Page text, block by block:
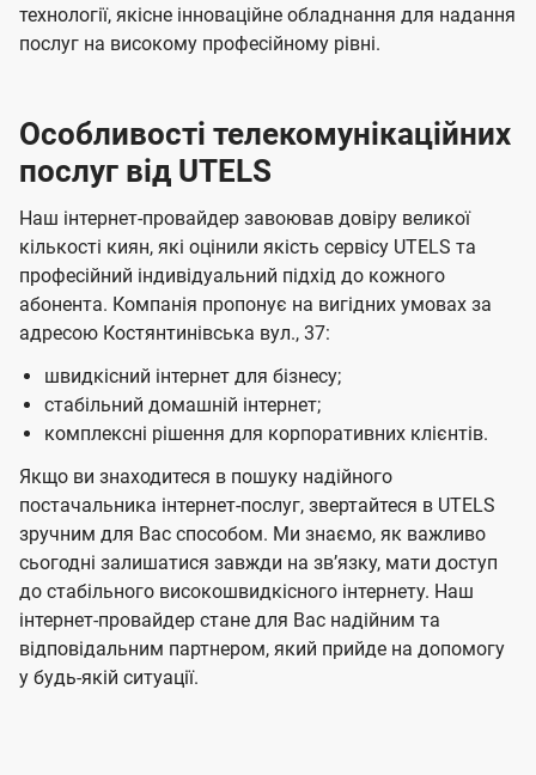
технології, якісне інноваційне обладнання для надання
послуг на високому професійному рівні.
Особливості телекомунікаційних
послуг від UTELS
Наш інтернет-провайдер завоював довіру великої
кількості киян, які оцінили якість сервісу UTELS та
професійний індивідуальний підхід до кожного
абонента. Компанія пропонує на вигідних умовах за
адресою Костянтинівська вул., 37:
швидкісний інтернет для бізнесу;
стабільний домашній інтернет;
комплексні рішення для корпоративних клієнтів.
Якщо ви знаходитеся в пошуку надійного
постачальника інтернет-послуг, звертайтеся в UTELS
зручним для Вас способом. Ми знаємо, як важливо
сьогодні залишатися завжди на звʼязку, мати доступ
до стабільного високошвидкісного інтернету. Наш
інтернет-провайдер стане для Вас надійним та
відповідальним партнером, який прийде на допомогу
у будь-якій ситуації.